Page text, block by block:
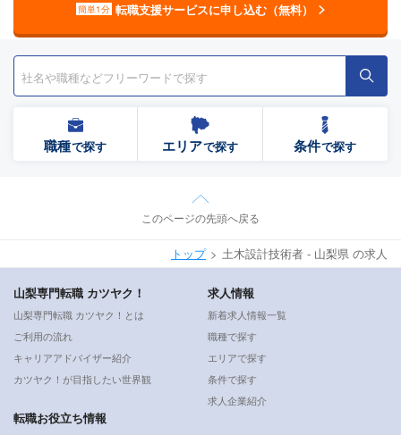
簡単1分 転職支援サービスに申し込む（無料）
職種で探す エリアで探す 条件で探す
このページの先頭へ戻る
トップ 土木設計技術者 - 山梨県 の求人
山梨専門転職 カツヤク！
山梨専門転職 カツヤク！とは
ご利用の流れ
キャリアアドバイザー紹介
カツヤク！が目指したい世界観
求人情報
新着求人情報一覧
職種で探す
エリアで探す
条件で探す
求人企業紹介
転職お役立ち情報